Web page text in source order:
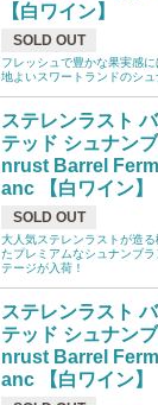
【白ワイン】
SOLD OUT
フレッシュで豊かな果実感
地よいスワートランドのシュ
ステレンラスト
テッド シュナン
nrust Barrel
anc 【白ワイン】
SOLD OUT
大人気ステレンラストが造
たプレミアムなシュナンブ
テージが入荷！
ステレンラスト
テッド シュナン
nrust Barrel
anc 【白ワイン】